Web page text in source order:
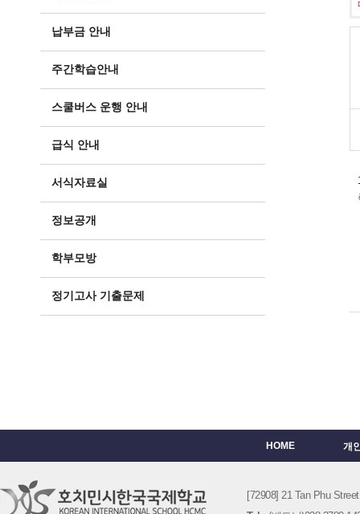
납부금 안내
주간학습안내
스쿨버스 운행 안내
급식 안내
서식자료실
정보공개
학부모방
정기고사 기출문제
HOME 개
[72908] 21 Tan Phu